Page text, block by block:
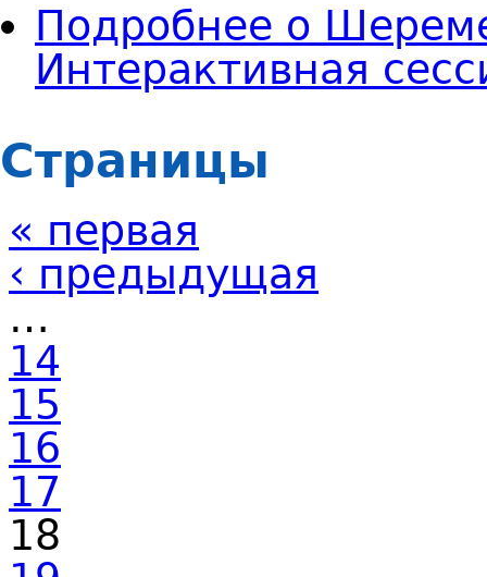
Подробнее о
Интерактивная
Страницы
« первая
‹ предыдущая
…
14
15
16
17
18